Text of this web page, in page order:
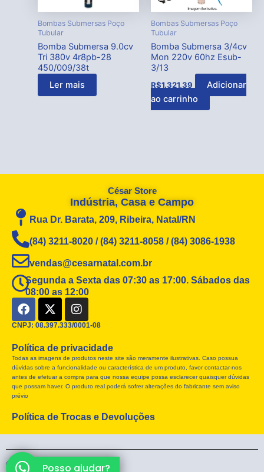
Bombas Submersas Poço
Tubular
Bomba Submersa 9.0cv
Tri 380v 4r8pb-28
450/009/38t
Ler mais
Bombas Submersas Poço
Tubular
Bomba Submersa 3/4cv
Mon 220v 60hz Esub-
3/13
R$1.321,39
Adicionar
ao carrinho
César Store
Indústria, Casa e Campo
Rua Dr. Barata, 209, Ribeira, Natal/RN
(84) 3211-8020 / (84) 3211-8058 / (84) 3086-1938
vendas@cesarnatal.com.br
Segunda a Sexta das 07:30 as 17:00. Sábados das
08:00 as 12:00
F
a
c
b
o
o
k
X
-
t
i
t
t
e
I
n
s
a
g
r
a
CNPJ: 08.397.333/0001-08
Política de privacidade
Todas as imagens de produtos neste site são meramente ilustrativas. Caso possua
dúvidas sobre a funcionalidade ou característica de um produto, favor contactar-nos
antes de efetuar a compra para que nossa equipe possa esclarecer quaisquer dúvidas
que possam haver. O produto real poderá sofrer alterações do fabricante sem aviso
prévio
Política de Trocas e Devoluções
CÉSAR Store® 2026
Posso ajudar?